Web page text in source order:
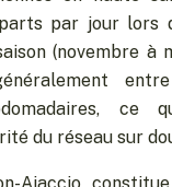
par jour lors
(novembre à
ce
du réseau sur